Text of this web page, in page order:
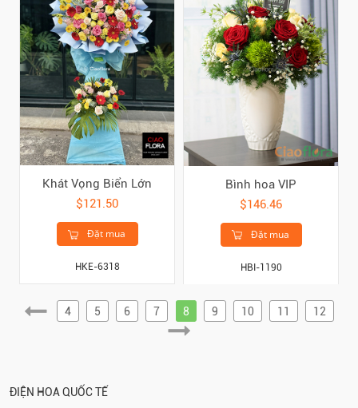
Khát Vọng Biển Lớn
$121.50
Đặt mua
HKE-6318
Bình hoa VIP
$146.46
Đặt mua
HBI-1190
4 5 6 7 8 9 10 11 12
ĐIỆN HOA QUỐC TẾ